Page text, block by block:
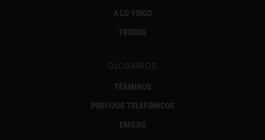
A LO YOIGO
TRUCOS
GLOSARIOS
TÉRMINOS
PREFIJOS TELEFÓNICOS
EMOJIS